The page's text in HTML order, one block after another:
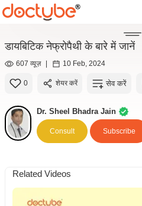
डायबिटिक नेफ्रोपैथी के बारे में जानें
607 व्यूज़ | 10 Feb, 2024
0 शेयर करें सेव करें
Dr. Sheel Bhadra Jain
Consult Subscribe
Related Videos